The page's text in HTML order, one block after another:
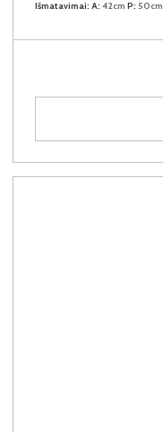
Išmatavimai: A: 42cm P: 50cm